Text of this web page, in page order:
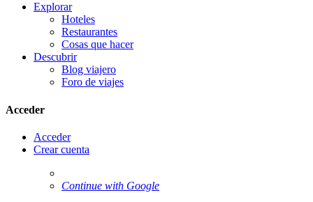
Explorar
Hoteles
Restaurantes
Cosas que hacer
Descubrir
Blog viajero
Foro de viajes
Acceder
Acceder
Crear cuenta
Continue with Google